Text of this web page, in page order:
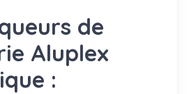
de
Aluplex
: